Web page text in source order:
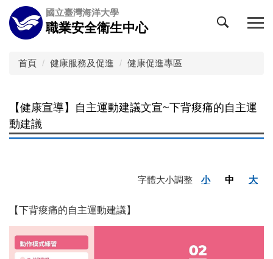
跳
到
主
國立臺灣海洋大學
職業安全衛生中心
首頁 健康服務及促進 健康促進專區
【健康宣導】自主運動建議文宣~下背痠痛的自主運
動建議
字體大小調整 小 中 大
【下背痠痛的自主運動建議】